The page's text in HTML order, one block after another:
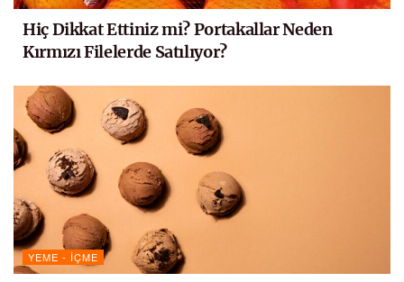
Hiç Dikkat Ettiniz mi? Portakallar Neden
Kırmızı Filelerde Satılıyor?
YEME - İÇME